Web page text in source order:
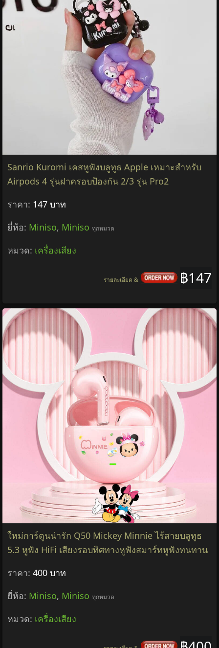
Sanrio Kuromi เคสหูฟังบลูทูธ Apple เหมาะสําหรับ
Airpods 4 รุ่นฝาครอบป้องกัน 2/3 รุ่น Pro2
ราคา: 147 บาท
ยี่ห้อ: Miniso, Miniso ทุกหมวด
หมวด: เครื่องเสียง
฿147
รายละเอียด &
ใหม่การ์ตูนน่ารัก Q50 Mickey Minnie ไร้สายบลูทูธ
5.3 หูฟัง HiFi เสียงรอบทิศทางหูฟังสมาร์ทหูฟังทนทาน
ราคา: 400 บาท
ยี่ห้อ: Miniso, Miniso ทุกหมวด
หมวด: เครื่องเสียง